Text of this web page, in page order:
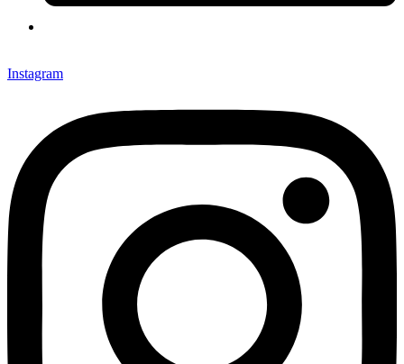
Instagram